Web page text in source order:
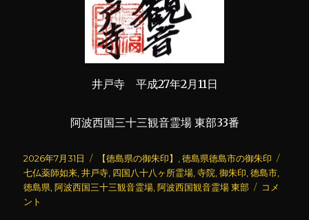
井戸寺 平成27年2月11日
阿波西国三十三観音霊場 東部33番
投
稿
日:
2026年7月31日
カ
テ
ゴ
【徳島県の御朱印】 ,徳島県徳島市の御朱印
七仏薬師如来 ,井戸寺 四国八十八ヶ所霊場 ,寺院 ,御朱印 ,徳島市
徳島県 ,阿波西国三十三観音霊場 ,阿波西国観音霊場 東部
井
コメ
ント